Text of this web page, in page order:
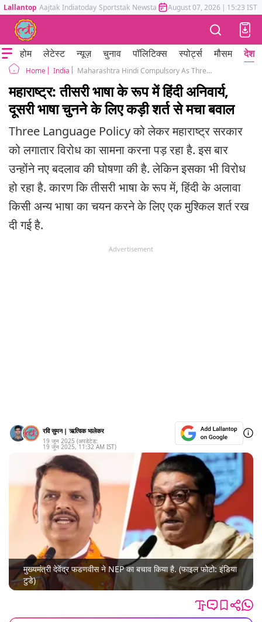
Lallantop Aajtak Indiatoday Sportstak Newstak Mumbai Tak Astrotak
August 07, 2026 | 15:23 IST
होम लेटेस्ट न्यूज़ चुनाव पॉलिटिक्स स्पोर्ट्स मौसम देश
Home India Maharashtra Hindi Compulsory As Three Language New GR After Protest Against NEP
महाराष्ट्र: तीसरी भाषा के रूप में हिंदी अनिवार्य,
दूसरी भाषा चुनने के लिए कड़ी शर्त से मचा बवाल
Three Language Policy को लेकर महाराष्ट्र सरकार
को लगातार विरोध का सामना करना पड़ रहा है. इस बार
उन्होंने नए बदलाव की घोषणा की है. लेकिन इसका भी विरोध
हो रहा है. कारण कि तीसरी भाषा के रूप में, हिंदी के अलावा
किसी अन्य भाषा का चयन करने के लिए एक मुश्किल शर्त रख
दी गई है.
Advertisement
रवि सुमन | ऋत्विक भालेकर
19 जून 2025 (अपडेटेड:
19 जून 2025, 11:32 AM IST)
मुख्यमंत्री देवेंद्र फडणवीस ने NEP का बचाव किया है. (फाइल फोटो: इंडिया
टुडे)